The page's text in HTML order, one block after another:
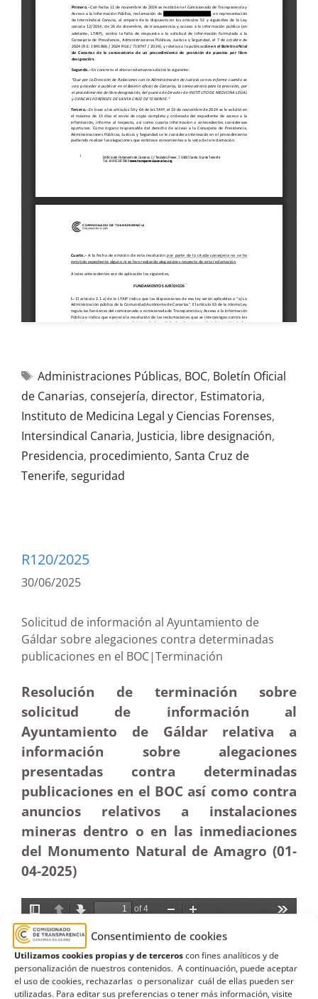
Consentimiento de cookies
Utilizamos cookies propias y de terceroscon fines analíticos y de
personalización de nuestros contenidos. A continuación, puede aceptar
el uso de cookies, rechazarlas o personalizar cuál de ellas pueden ser
utilizadas. Para editar sus preferencias o tener más información, visite
Administraciones Públicas, BOC, Boletín Oficial
de Canarias, consejería, director, Estimatoria,
Instituto de Medicina Legal y Ciencias Forenses,
Intersindical Canaria, Justicia, libre designación,
Presidencia, procedimiento, Santa Cruz de
Tenerife, seguridad
R120/2025
30/06/2025
Solicitud de información al Ayuntamiento de
Gáldar sobre alegaciones contra determinadas
publicaciones en el BOC|Terminación
Resolución de terminación sobre
solicitud de información al
Ayuntamiento de Gáldar relativa a
información sobre alegaciones
presentadas contra determinadas
publicaciones en el BOC así como contra
anuncios relativos a instalaciones
mineras dentro o en las inmediaciones
del Monumento Natural de Amagro (01-
04-2025)